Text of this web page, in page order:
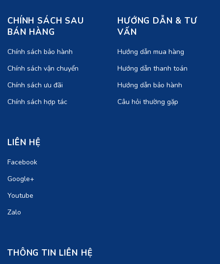
CHÍNH SÁCH SAU
BÁN HÀNG
Chính sách bảo hành
Chính sách vận chuyển
Chính sách ưu đãi
Chính sách hợp tác
HƯỚNG DẪN & TƯ
VẤN
Hướng dẫn mua hàng
Hướng dẫn thanh toán
Hướng dẫn bảo hành
Câu hỏi thường gặp
LIÊN HỆ
Facebook
Google+
Youtube
Zalo
THÔNG TIN LIÊN HỆ